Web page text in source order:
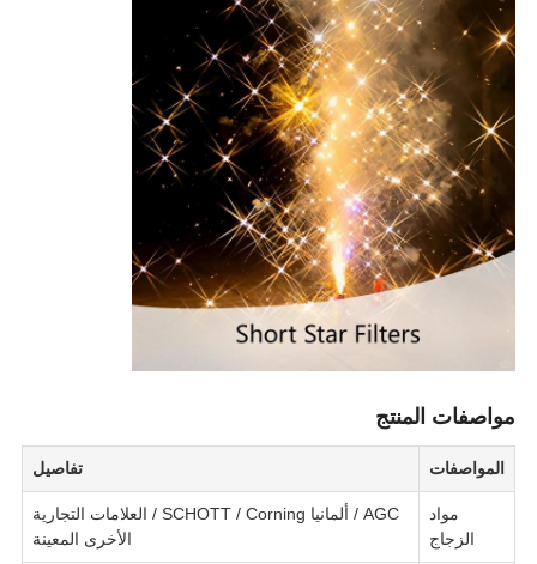
مواصفات المنتج
المواصفات تفاصيل
مواد
الزجاج
AGC / ألمانيا SCHOTT / Corning / العلامات التجارية
الأخرى المعينة